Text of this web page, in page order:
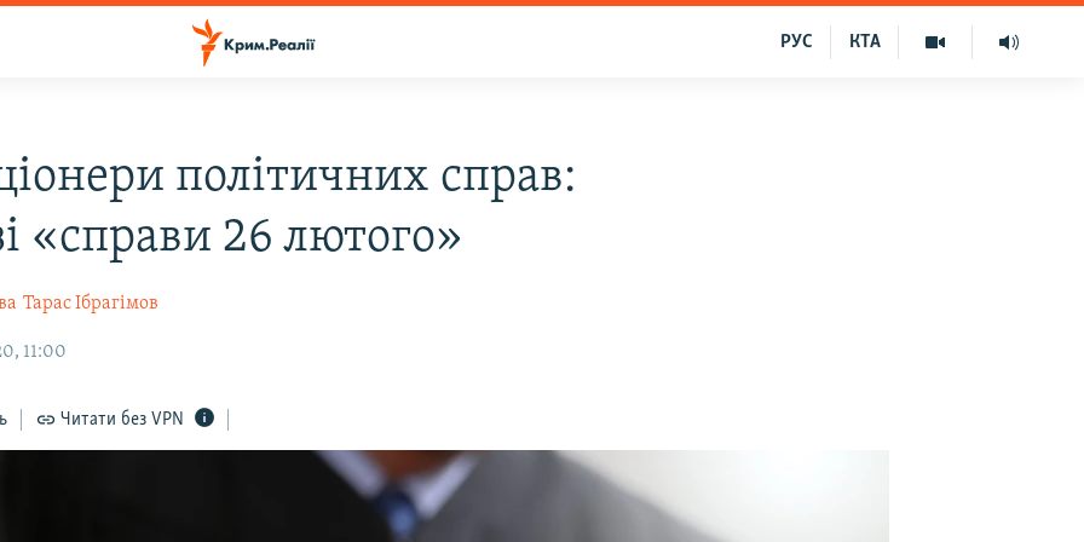
КТА
РУС
політичних справ:
«справи 26 лютого»
Тарас Ібрагімов
11:00
Читати без VPN